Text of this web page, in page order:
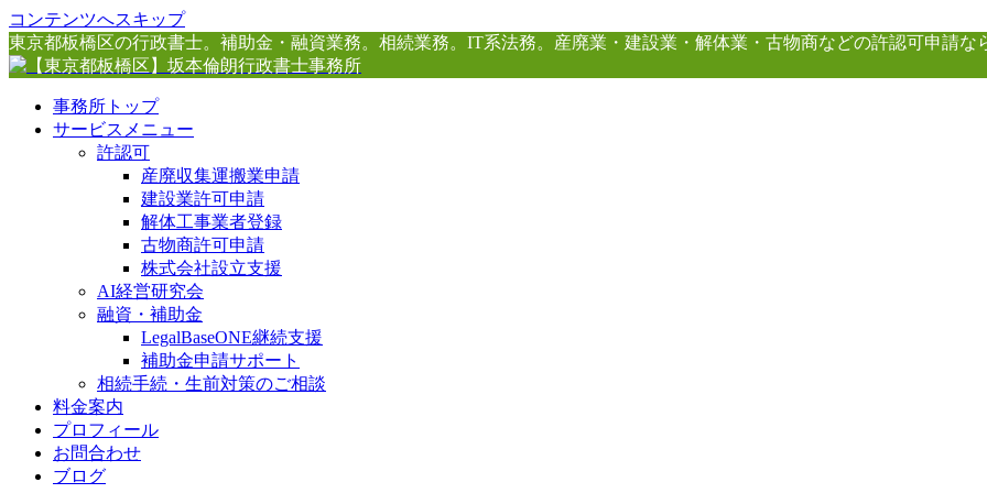
コンテンツへスキップ
東京都板橋区の行政書士。補助金・融資業務。相続業務。IT系法務。産廃業・建設業・解体業・古物商などの許認可申請な
事務所トップ
サービスメニュー
許認可
産廃収集運搬業申請
建設業許可申請
解体工事業者登録
古物商許可申請
株式会社設立支援
AI経営研究会
融資・補助金
LegalBaseONE継続支援
補助金申請サポート
相続手続・生前対策のご相談
料金案内
プロフィール
お問合わせ
ブログ